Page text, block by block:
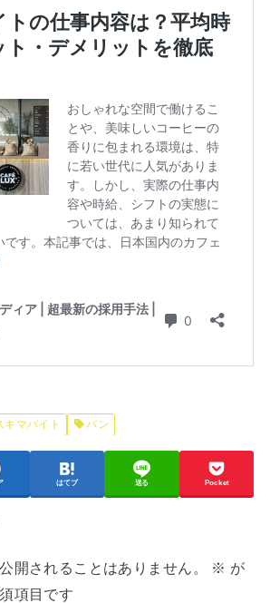
キマバイト パン
はてブ 送る Pocket
開されることはありません。 ※ が
項目です